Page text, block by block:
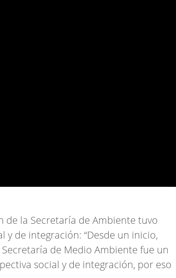
de la Secretaría de Ambiente tuvo
de integración: “Desde un inicio,
de Medio Ambiente fue un
social y de integración, por eso